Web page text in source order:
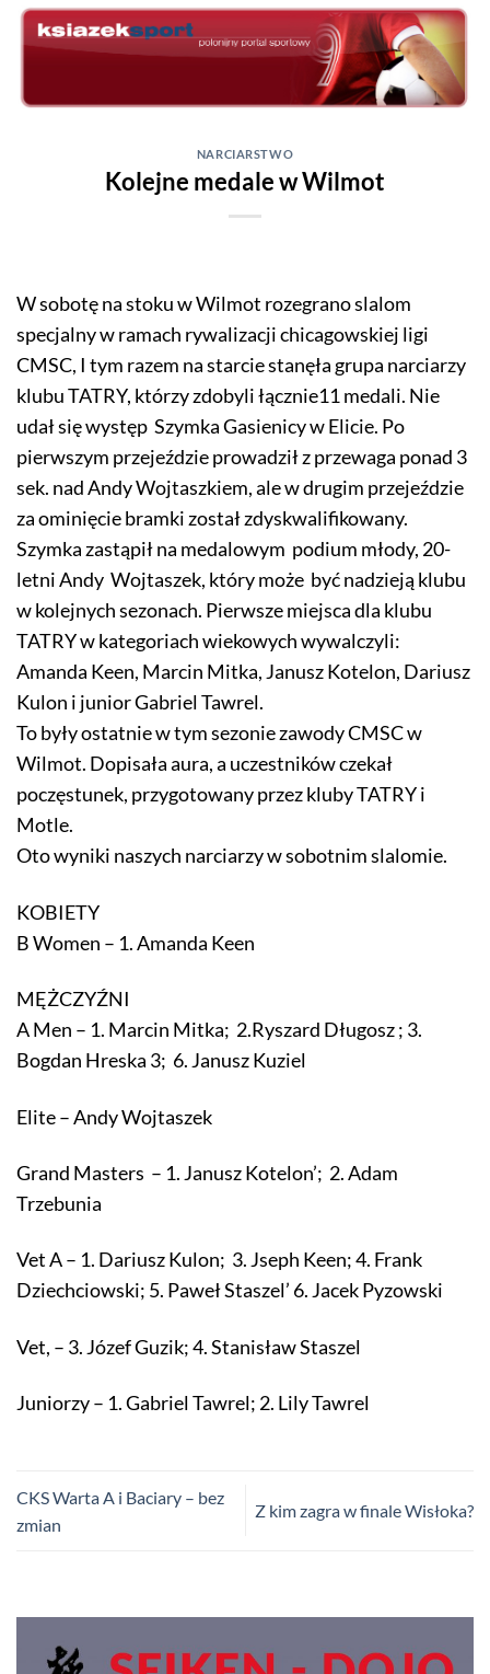
Skip
NARCIARSTWO
Kolejne medale w Wilmot
W sobotę na stoku w Wilmot rozegrano slalom
specjalny w ramach rywalizacji chicagowskiej ligi
CMSC, I tym razem na starcie stanęła grupa narciarzy
klubu TATRY, którzy zdobyli łącznie11 medali. Nie
udał się występ Szymka Gasienicy w Elicie. Po
pierwszym przejeździe prowadził z przewaga ponad 3
sek. nad Andy Wojtaszkiem, ale w drugim przejeździe
za ominięcie bramki został zdyskwalifikowany.
Szymka zastąpił na medalowym podium młody, 20-
letni Andy Wojtaszek, który może być nadzieją klubu
w kolejnych sezonach. Pierwsze miejsca dla klubu
TATRY w kategoriach wiekowych wywalczyli:
Amanda Keen, Marcin Mitka, Janusz Kotelon, Dariusz
Kulon i junior Gabriel Tawrel.
To były ostatnie w tym sezonie zawody CMSC w
Wilmot. Dopisała aura, a uczestników czekał
poczęstunek, przygotowany przez kluby TATRY i
Motle.
Oto wyniki naszych narciarzy w sobotnim slalomie.
KOBIETY
B Women – 1. Amanda Keen
MĘŻCZYŹNI
A Men – 1. Marcin Mitka; 2.Ryszard Długosz ; 3.
Bogdan Hreska 3; 6. Janusz Kuziel
Elite – Andy Wojtaszek
Grand Masters – 1. Janusz Kotelon’; 2. Adam
Trzebunia
Vet A – 1. Dariusz Kulon; 3. Jseph Keen; 4. Frank
Dziechciowski; 5. Paweł Staszel’ 6. Jacek Pyzowski
Vet, – 3. Józef Guzik; 4. Stanisław Staszel
Juniorzy – 1. Gabriel Tawrel; 2. Lily Tawrel
CKS Warta A i Baciary – bez
zmian
Z kim zagra w finale Wisłoka?